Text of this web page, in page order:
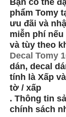
phẩm Tomy
ưu đãi và
miễn phí
và tùy theo
Decal Tomy
dán, decal
tính là Xấp
tờ / xấp
. Thông tin
chính sách